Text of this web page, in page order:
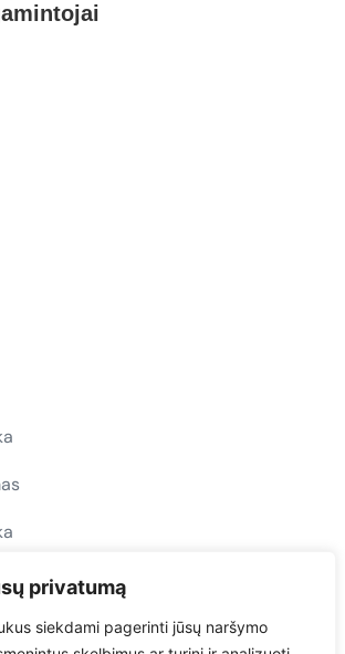
privatumą
siekdami pagerinti jūsų naršymo